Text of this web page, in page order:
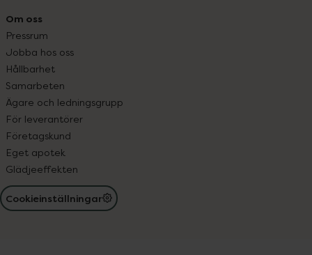
Om oss
Pressrum
Jobba hos oss
Hållbarhet
Samarbeten
Ägare och ledningsgrupp
För leverantörer
Företagskund
Eget apotek
Glädjeeffekten
Cookieinställningar